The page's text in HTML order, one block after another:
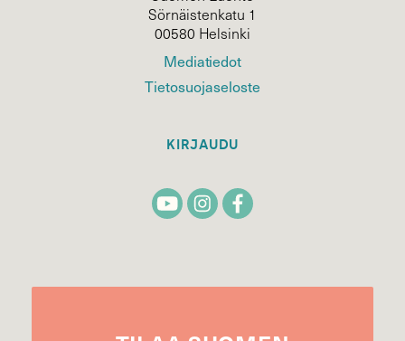
Sörnäistenkatu 1
00580 Helsinki
Mediatiedot
Tietosuojaseloste
KIRJAUDU